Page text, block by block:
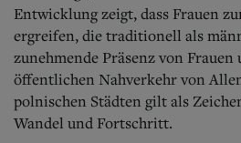
Entwicklung zeigt, dass Frauen
ergreifen, die traditionell als
zunehmende Präsenz von
öffentlichen Nahverkehr von
polnischen Städten gilt als
Wandel und Fortschritt.